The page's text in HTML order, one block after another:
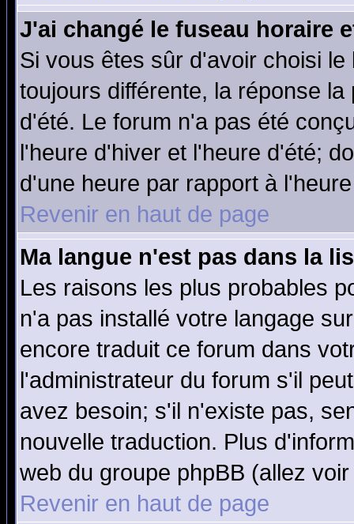
J'ai changé le fuseau horaire
Si vous êtes sûr d'avoir choisi
toujours différente, la réponse
d'été. Le forum n'a pas été
l'heure d'hiver et l'heure d'été;
d'une heure par rapport à
Revenir en haut de page
Ma langue n'est pas dans la
Les raisons les plus probables
n'a pas installé votre langage
encore traduit ce forum dans
l'administrateur du forum s'il
avez besoin; s'il n'existe pas,
nouvelle traduction. Plus
web du groupe phpBB (allez
Revenir en haut de page